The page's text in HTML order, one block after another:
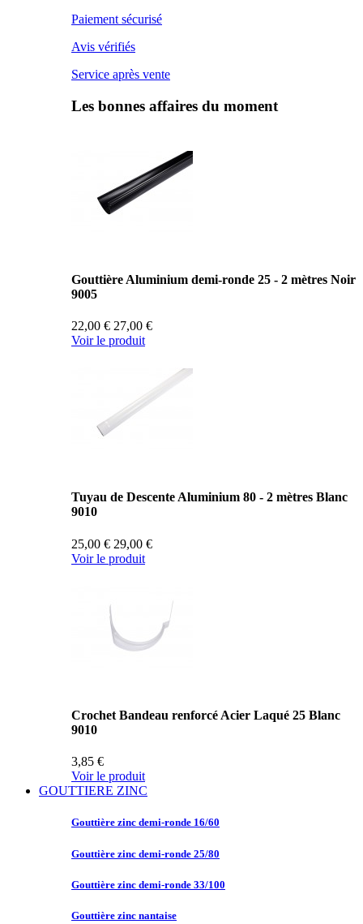
Paiement sécurisé
Avis vérifiés
Service après vente
Les bonnes affaires du moment
Gouttière Aluminium demi-ronde 25 - 2 mètres Noir
9005
22,00 € 27,00 €
Voir le produit
Tuyau de Descente Aluminium 80 - 2 mètres Blanc
9010
25,00 € 29,00 €
Voir le produit
Crochet Bandeau renforcé Acier Laqué 25 Blanc
9010
3,85 €
Voir le produit
GOUTTIERE ZINC
Gouttière zinc demi-ronde 16/60
Gouttière zinc demi-ronde 25/80
Gouttière zinc demi-ronde 33/100
Gouttière zinc nantaise